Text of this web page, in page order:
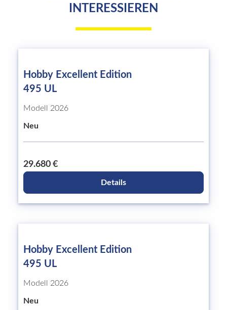
INTERESSIEREN
Hobby Excellent Edition
495 UL
Modell 2026
Neu
29.680 €
Details
Hobby Excellent Edition
495 UL
Modell 2026
Neu